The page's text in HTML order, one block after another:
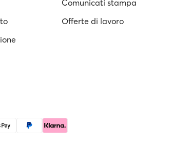
Comunicati stampa
Offerte di lavoro